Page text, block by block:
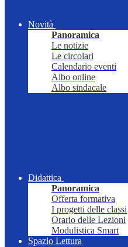
Novità
Panoramica
Le notizie
Le circolari
Calendario eventi
Albo online
Albo sindacale
Didattica
Panoramica
Offerta formativa
I progetti delle classi
Orario delle Lezioni
Modulistica Smart
Spazio Lettura